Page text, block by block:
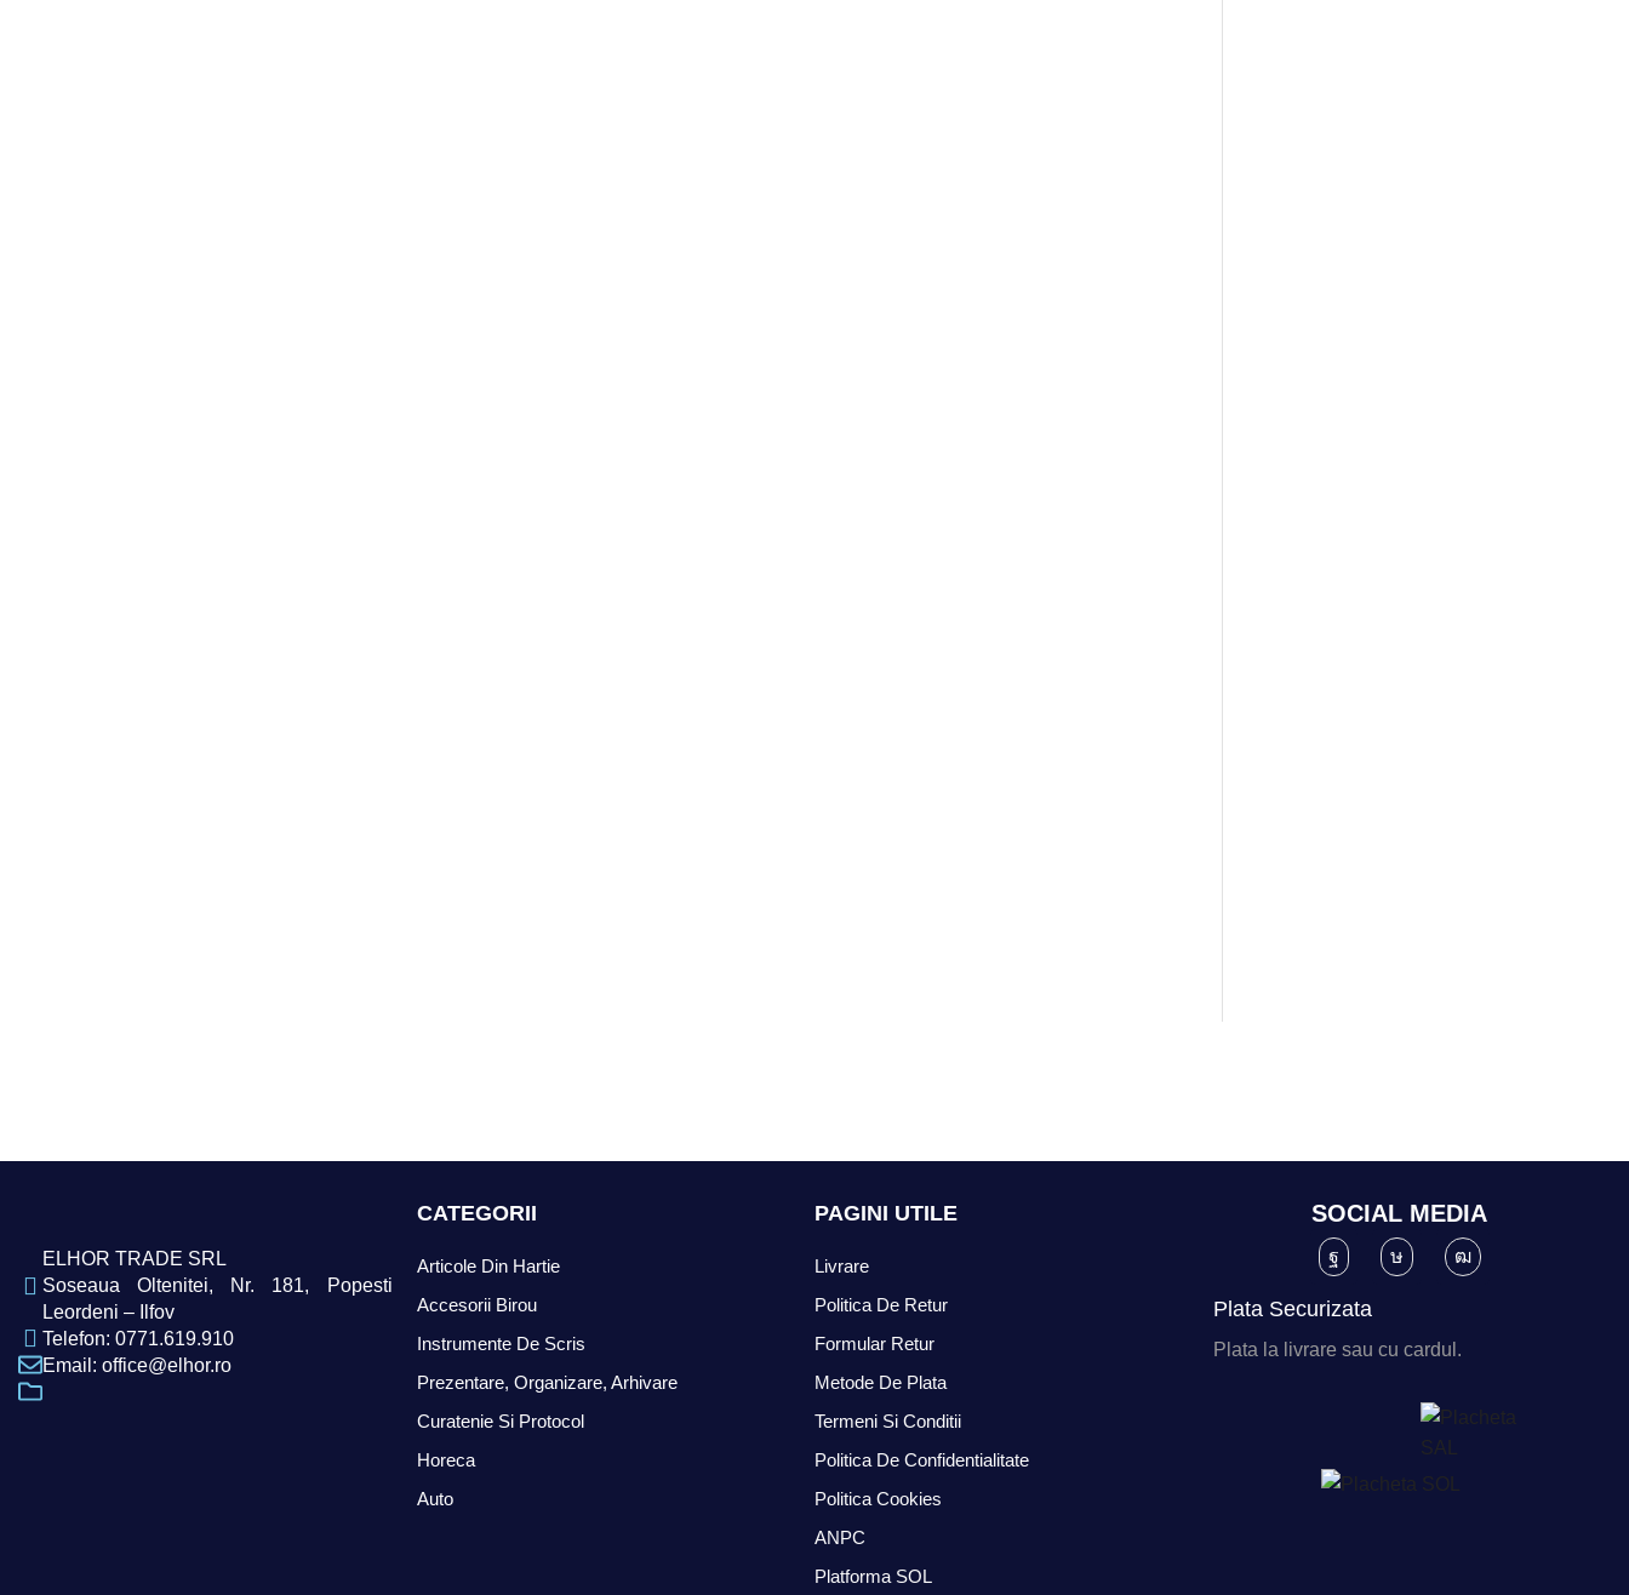
ELHOR TRADE SRL
Soseaua Oltenitei, Nr. 181, Popesti
Leordeni – Ilfov
Telefon: 0771.619.910
Email: office@elhor.ro
CATEGORII
Articole Din Hartie
Accesorii Birou
Instrumente De Scris
Prezentare, Organizare, Arhivare
Curatenie Si Protocol
Horeca
Auto
PAGINI UTILE
Livrare
Politica De Retur
Formular Retur
Metode De Plata
Termeni Si Conditii
Politica De Confidentialitate
Politica Cookies
ANPC
Platforma SOL
SOCIAL MEDIA
Plata Securizata
Plata la livrare sau cu cardul.